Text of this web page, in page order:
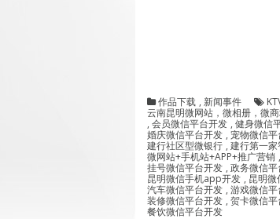
作品下载 , 新闻事件
云南昆明微网站，微相册，微
, 会员微信平台开发 , 健身微信
婚庆微信平台开发 , 宠物微信
建行社区型微银行 , 建行第一
微网站+手机站+APP+推广营销 ,
挂号微信平台开发 , 政务微信
昆明微信手机app开发 , 昆明微
汽车微信平台开发 , 游戏微信
装修微信平台开发 , 贺卡微信
餐饮微信平台开发